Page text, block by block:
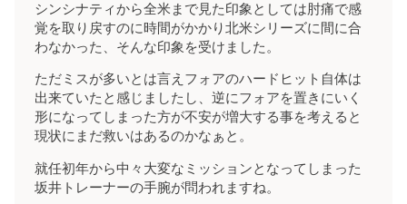
シンシナティから全米まで見た印象としては肘痛で感
覚を取り戻すのに時間がかかり北米シリーズに間に合
わなかった、そんな印象を受けました。
ただミスが多いとは言えフォアのハードヒット自体は
出来ていたと感じましたし、逆にフォアを置きにいく
形になってしまった方が不安が増大する事を考えると
現状にまだ救いはあるのかなぁと。
就任初年から中々大変なミッションとなってしまった
坂井トレーナーの手腕が問われますね。